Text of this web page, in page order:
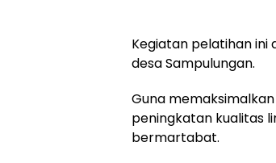
Kegiatan pelatihan ini
desa Sampulungan.
Guna
peningkatan kualitas
bermartabat.